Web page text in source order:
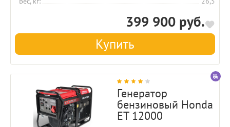
399 900 руб.
Купить
Генератор
бензиновый Honda
ET 12000